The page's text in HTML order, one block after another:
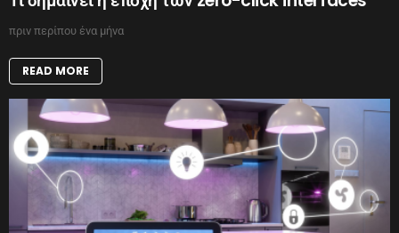
πριν περίπου ένα μήνα
READ MORE